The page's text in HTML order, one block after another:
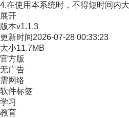
4.在使用本系统时，不得短时间内
展开
版本v1.1.3
更新时间2026-07-28 00:33:23
大小11.7MB
官方版
无广告
需网络
软件标签
学习
教育